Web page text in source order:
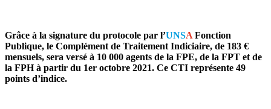
Grâce à la signa­ture du pro­to­cole par l’UNSA Fonction
Publique, le Complément de Traitement Indiciaire, de 183 €
men­suels, sera versé à 10 000 agents de la FPE, de la FPT et de
la FPH à partir du 1er oc­to­bre 2021. Ce CTI repré­sente 49
points d’indice.